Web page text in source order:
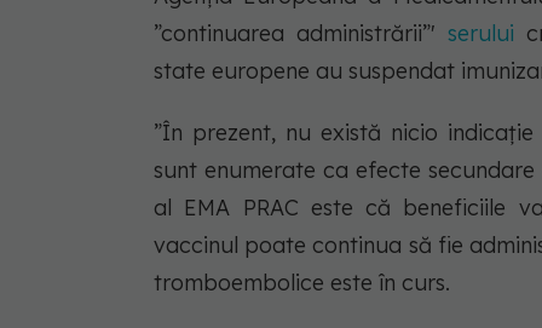
”continuarea administrării”'serului
state europene au suspendat
”În prezent, nu există nicio
sunt enumerate ca efecte
al EMA PRAC este că beneficiile
vaccinul poate continua să fie
tromboembolice este în curs.